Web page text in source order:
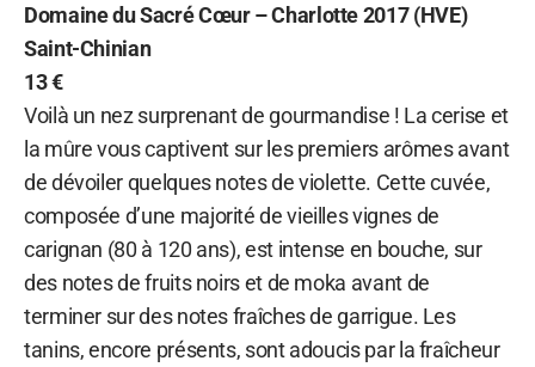
Domaine du Sacré Cœur – Charlotte 2017 (HVE)
Saint-Chinian
13 €
Voilà un nez surprenant de gourmandise ! La cerise et
la mûre vous captivent sur les premiers arômes avant
de dévoiler quelques notes de violette. Cette cuvée,
composée d’une majorité de vieilles vignes de
carignan (80 à 120 ans), est intense en bouche, sur
des notes de fruits noirs et de moka avant de
terminer sur des notes fraîches de garrigue. Les
tanins, encore présents, sont adoucis par la fraîcheur